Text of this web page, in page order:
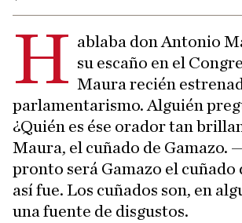
H ablaba don Antonio
su escaño en el
Maura recién
parlamentarismo. Alguién
¿Quién es ése orador tan
Maura, el cuñado de Gamazo.
pronto será Gamazo el cuñado
así fue. Los cuñados son, en
una fuente de disgustos.